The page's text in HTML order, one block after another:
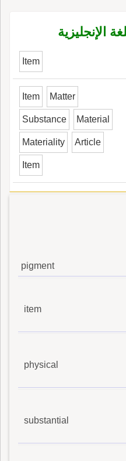
الإنجليزية
Item
Item Matter
Substance Material
Materiality Article
Item
pigment
item
physical
substantial